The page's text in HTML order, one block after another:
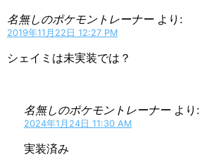
名無しのポケモントレーナー より:
2019年11月22日 12:27 PM
シェイミは未実装では？
名無しのポケモントレーナー より:
2024年1月24日 11:30 AM
実装済み